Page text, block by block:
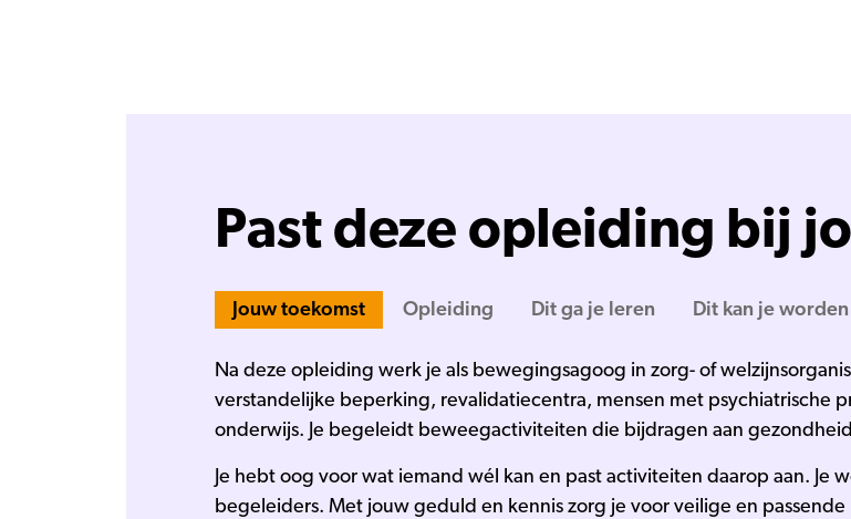
Past deze opleiding bij
Jouw toekomst Opleiding Dit ga je leren Dit kan je worden
Na deze opleiding werk je als bewegingsagoog in zorg- of
verstandelijke beperking, revalidatiecentra, mensen met psychiatrische
onderwijs. Je begeleidt beweegactiviteiten die bijdragen aan
Je hebt oog voor wat iemand wél kan en past activiteiten daarop aan. Je
begeleiders. Met jouw geduld en kennis zorg je voor veilige en